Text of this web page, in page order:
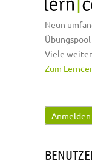
Neun
Viele
Zum
Haupt-
Anmelden